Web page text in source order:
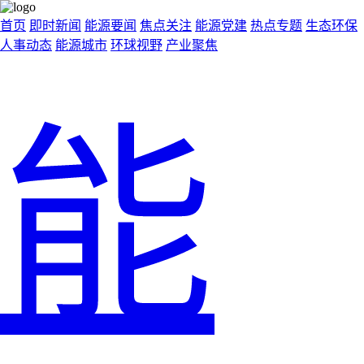
首页 即时新闻 能源要闻 焦点关注 能源党建 热点专题 生态环保
人事动态 能源城市 环球视野 产业聚焦
能